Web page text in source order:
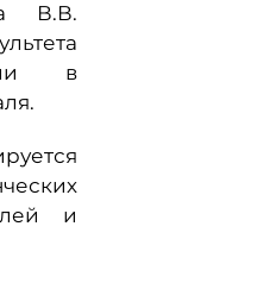
В.В.
в
и